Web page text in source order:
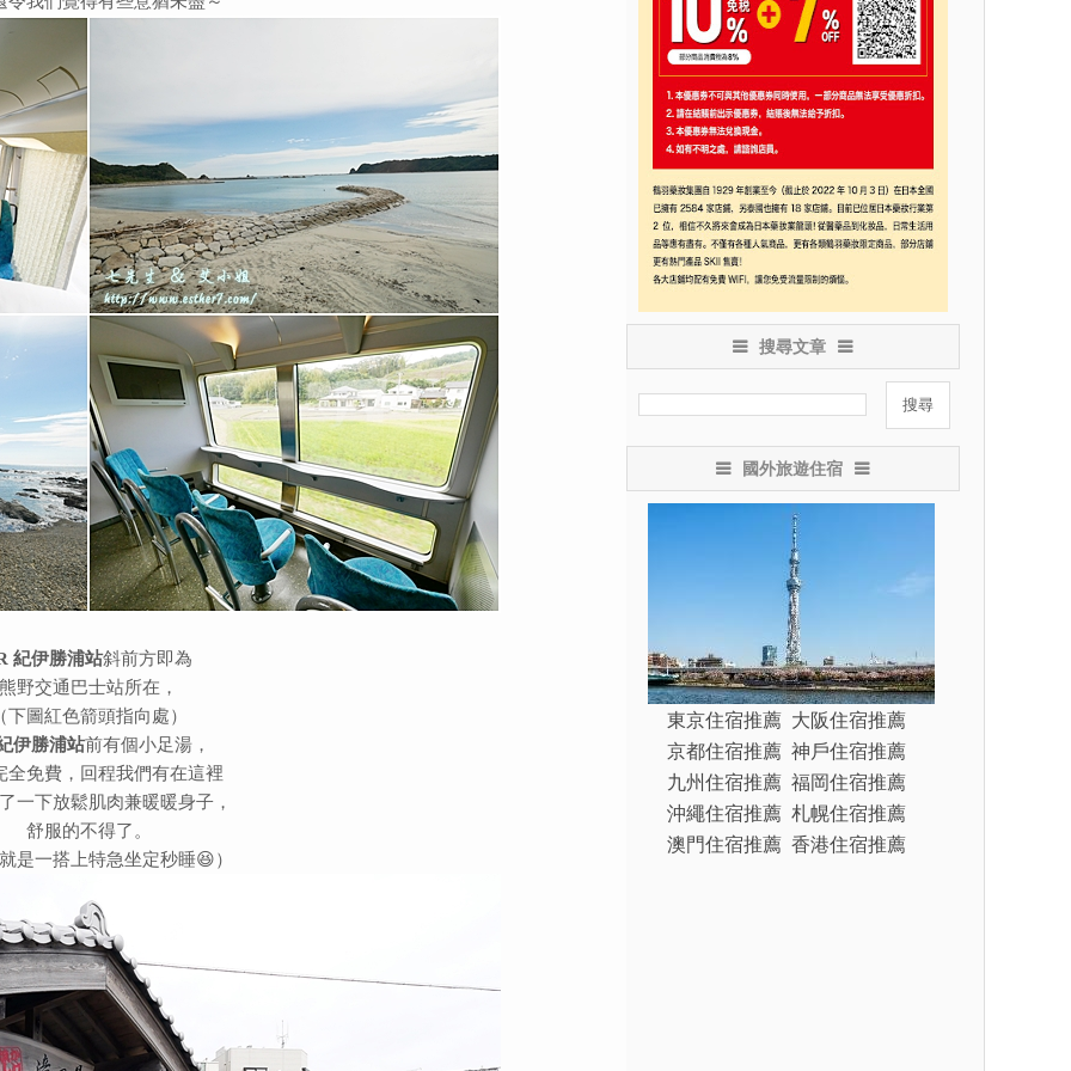
紀伊勝浦站斜前方即為
熊野交通巴士站所在，
下圖紅色箭頭指向處）
伊勝浦站前有個小足湯，
全免費，回程我們有在這裡
一下放鬆肌肉兼暖暖身子，
舒服的不得了。
是一搭上特急坐定秒睡😆）
搜尋文章
國外旅遊住宿
東京住宿推薦 大阪住宿推薦
京都住宿推薦 神戶住宿推薦
九州住宿推薦 福岡住宿推薦
沖繩住宿推薦 札幌住宿推薦
澳門住宿推薦 香港住宿推薦